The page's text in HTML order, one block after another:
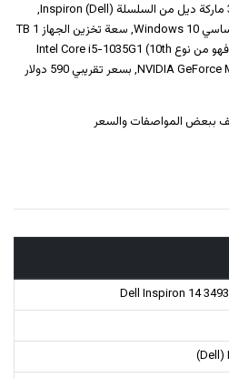
يأتي لابتوب ديل انسبايرون 14 3493 ماركة ديل من السلسلة (Dell) Inspiron,
بشاشة مقاس 14", ونظام تشغيل أساسي Windows 10, سعة تخزين الجهاز 1 TB
HDD و ‎4 جيجابايت رام‎, أما المعالج فهو من نوع Intel Core i5-1035G1 (10th
Gen), وكرت الشاشة NVIDIA GeForce MX230 (2 GB), بسعر تقريبي 590 دولار
ببعض المواصفات والسعر
Dell Inspiron 14
(Dell)